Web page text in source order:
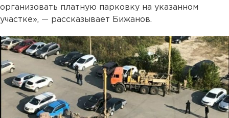
организовать платную парковку на указанном
участке», — рассказывает Бижанов.